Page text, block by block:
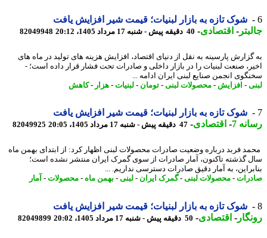
شوک تازه به بازار لبنیات؛ قیمت شیر افزایش یافت
-اقتصادی-40 دقیقه پیش - شنبه 17 مرداد 1405، 20:12 82049948
پارسینه به نقل از دنیای اقتصاد، افزایش هزینه های تولید در ماه های
صنعت لبنیات را در بازار داخلی و صادرات تحت فشار قرار داده است؛ -
انجمن صنایع لبنی ایران ادامه ...
-افزایش -محصولات لبنی -تومان-لبنیات-هزار - کاهش
شوک تازه به بازار لبنیات؛ قیمت شیر افزایش یافت
7
-اقتصادی-47 دقیقه پیش - شنبه 17 مرداد 1405، 20:05 82049925
فربد درباره وضعیت صادرات محصولات لبنی اظهار کرد: از ابتدای بهمن ماه
گذشته تاکنون، آمار صادرات از سوی گمرک ایران منتشر نشده است؛
به آمار دقیق صادرات دسترسی نداریم. ...
- محصولات لبنی -گمرک ایران - لبنی -بهمن ماه-محصولات-آمار
شوک تازه به بازار لبنیات؛ قیمت شیر افزایش یافت
-اقتصادی-50 دقیقه پیش - شنبه 17 مرداد 1405، 20:02 82049899